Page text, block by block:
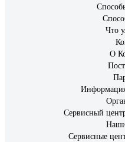
Что
О
Сервисный
Сервисные